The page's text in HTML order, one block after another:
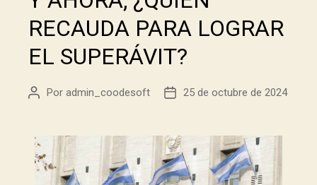
RECAUDA PARA LOGRAR
EL SUPERÁVIT?
Por admin_coodesoft 25 de octubre de 2024